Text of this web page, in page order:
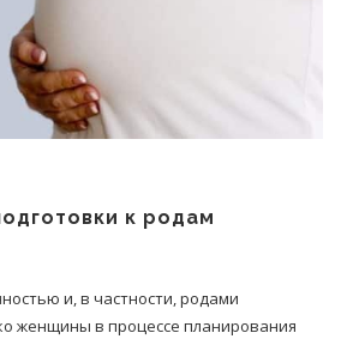
к родам
и, в частности, родами
женщины в процессе планирования